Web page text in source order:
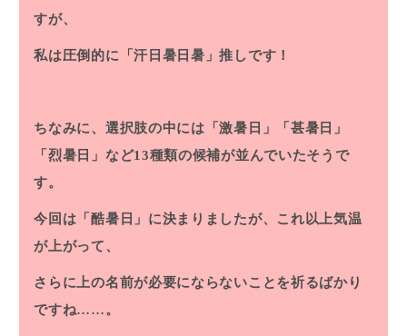
すが、
私は圧倒的に「汗日暑日暑」推しです！
ちなみに、選択肢の中には「激暑日」「甚暑日」
「烈暑日」など13種類の候補が並んでいたそうで
す。
今回は「酷暑日」に決まりましたが、これ以上気温
が上がって、
さらに上の名前が必要にならないことを祈るばかり
ですね……。